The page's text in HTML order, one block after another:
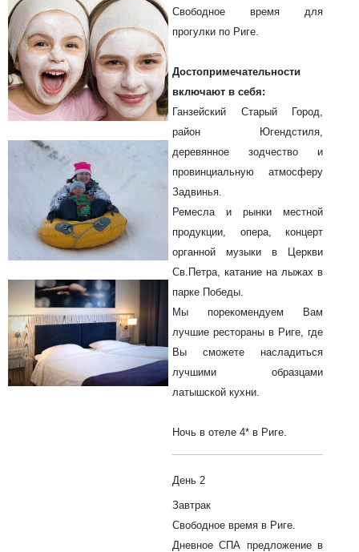
Свободное время для
прогулки по Риге.
Достопримечательности
включают в себя:
Ганзейский Старый Город,
район Югендстиля,
деревянное зодчество и
провинциальную атмосферу
Задвинья.
Ремесла и рынки местной
продукции, опера, концерт
органной музыки в Церкви
Св.Петра, катание на лыжах в
парке Победы.
Мы порекомендуем Вам
лучшие рестораны в Риге, где
Вы сможете насладиться
лучшими образцами
латышской кухни.
Ночь в отеле 4* в Риге.
День 2
Завтрак
Свободное время в Риге.
Дневное СПА предложение в